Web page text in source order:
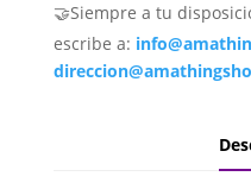
🤝Siempre a tu
escribe a: